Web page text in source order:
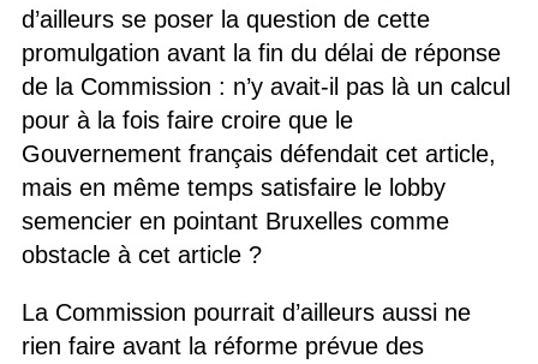
d’ailleurs se poser la question de cette
promulgation avant la fin du délai de réponse
de la Commission : n’y avait-il pas là un calcul
pour à la fois faire croire que le
Gouvernement français défendait cet article,
mais en même temps satisfaire le lobby
semencier en pointant Bruxelles comme
obstacle à cet article ?
La Commission pourrait d’ailleurs aussi ne
rien faire avant la réforme prévue des